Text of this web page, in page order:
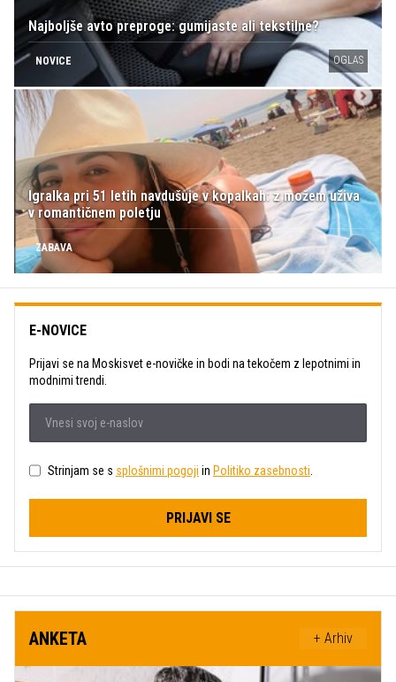
Najboljše avto preproge: gumijaste ali tekstilne?
NOVICE OGLAS
Igralka pri 51 letih navdušuje v kopalkah: z možem uživa
v romantičnem poletju
ZABAVA
E-NOVICE
Prijavi se na Moskisvet e-novičke in bodi na tekočem z lepotnimi in
modnimi trendi.
Strinjam se s splošnimi pogoji in Politiko zasebnosti
PRIJAVI SE
ANKETA + Arhiv